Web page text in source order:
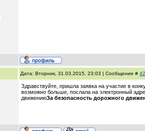
Дата: Вторник, 31.03.2015, 23:03 | Сообщение #
Здравствуйте, пришла заявка на участие в
возможно больше, послала на электронный
движениюЗа безопасность дорожного